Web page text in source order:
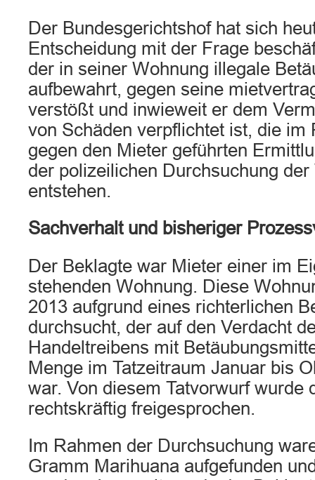
Der Bundesgerichtshof hat sich
Entscheidung mit der Frage
der in seiner Wohnung illegale
aufbewahrt, gegen seine
verstößt und inwieweit er dem
von Schäden verpflichtet ist, die im
gegen den Mieter geführten
der polizeilichen Durchsuchung der
entstehen.
Sachverhalt und bisheriger
Der Beklagte war Mieter einer im
stehenden Wohnung. Diese
2013 aufgrund eines richterlichen
durchsucht, der auf den Verdacht
Handeltreibens mit
Menge im Tatzeitraum Januar bis
war. Von diesem Tatvorwurf wurde
rechtskräftig freigesprochen.
Im Rahmen der Durchsuchung
Gramm Marihuana aufgefunden